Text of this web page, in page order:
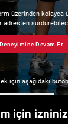
üzerinden kolayca
adresten
Devam Et
için aşağıdaki
için